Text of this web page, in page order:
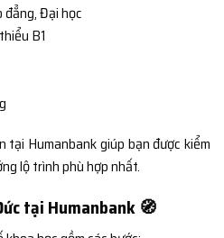
đẳng, Đại học
B1
Humanbank giúp bạn được kiểm
lộ trình phù hợp nhất.
tại Humanbank 🧭